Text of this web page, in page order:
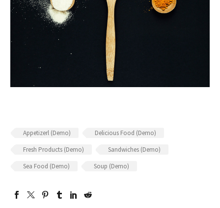
Appetizerl (Demo)
Delicious Food (Demo)
Fresh Products (Demo)
Sandwiches (Demo)
Sea Food (Demo)
Soup (Demo)